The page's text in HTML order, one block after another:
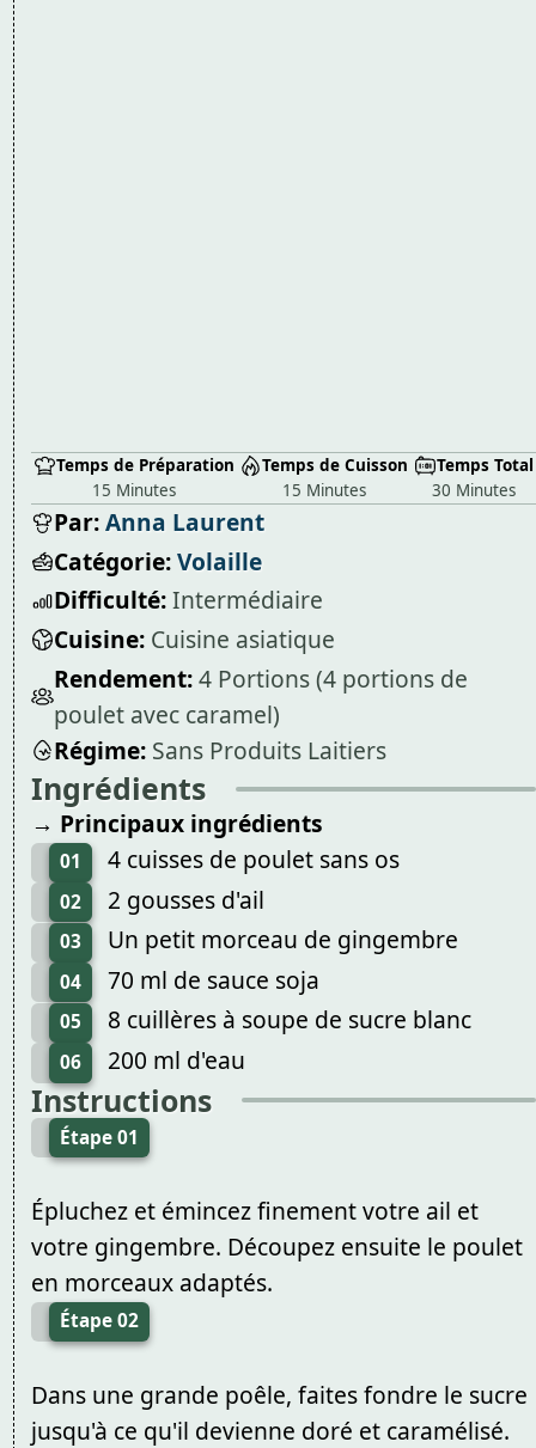
Temps de Préparation
15 Minutes
Temps de Cuisson
15 Minutes
Temps Total
30 Minutes
Par:Anna Laurent
Catégorie:Volaille
Difficulté:Intermédiaire
Cuisine: Cuisine asiatique
Rendement:4 Portions (4 portions de
poulet avec caramel)
Régime: Sans Produits Laitiers
Ingrédients
→ Principaux ingrédients
01 4 cuisses de poulet sans os
02 2 gousses d'ail
03 Un petit morceau de gingembre
04 70 ml de sauce soja
05 8 cuillères à soupe de sucre blanc
06 200 ml d'eau
Instructions
Étape 01
Épluchez et émincez finement votre ail et
votre gingembre. Découpez ensuite le poulet
en morceaux adaptés.
Étape 02
Dans une grande poêle, faites fondre le sucre
jusqu'à ce qu'il devienne doré et caramélisé.